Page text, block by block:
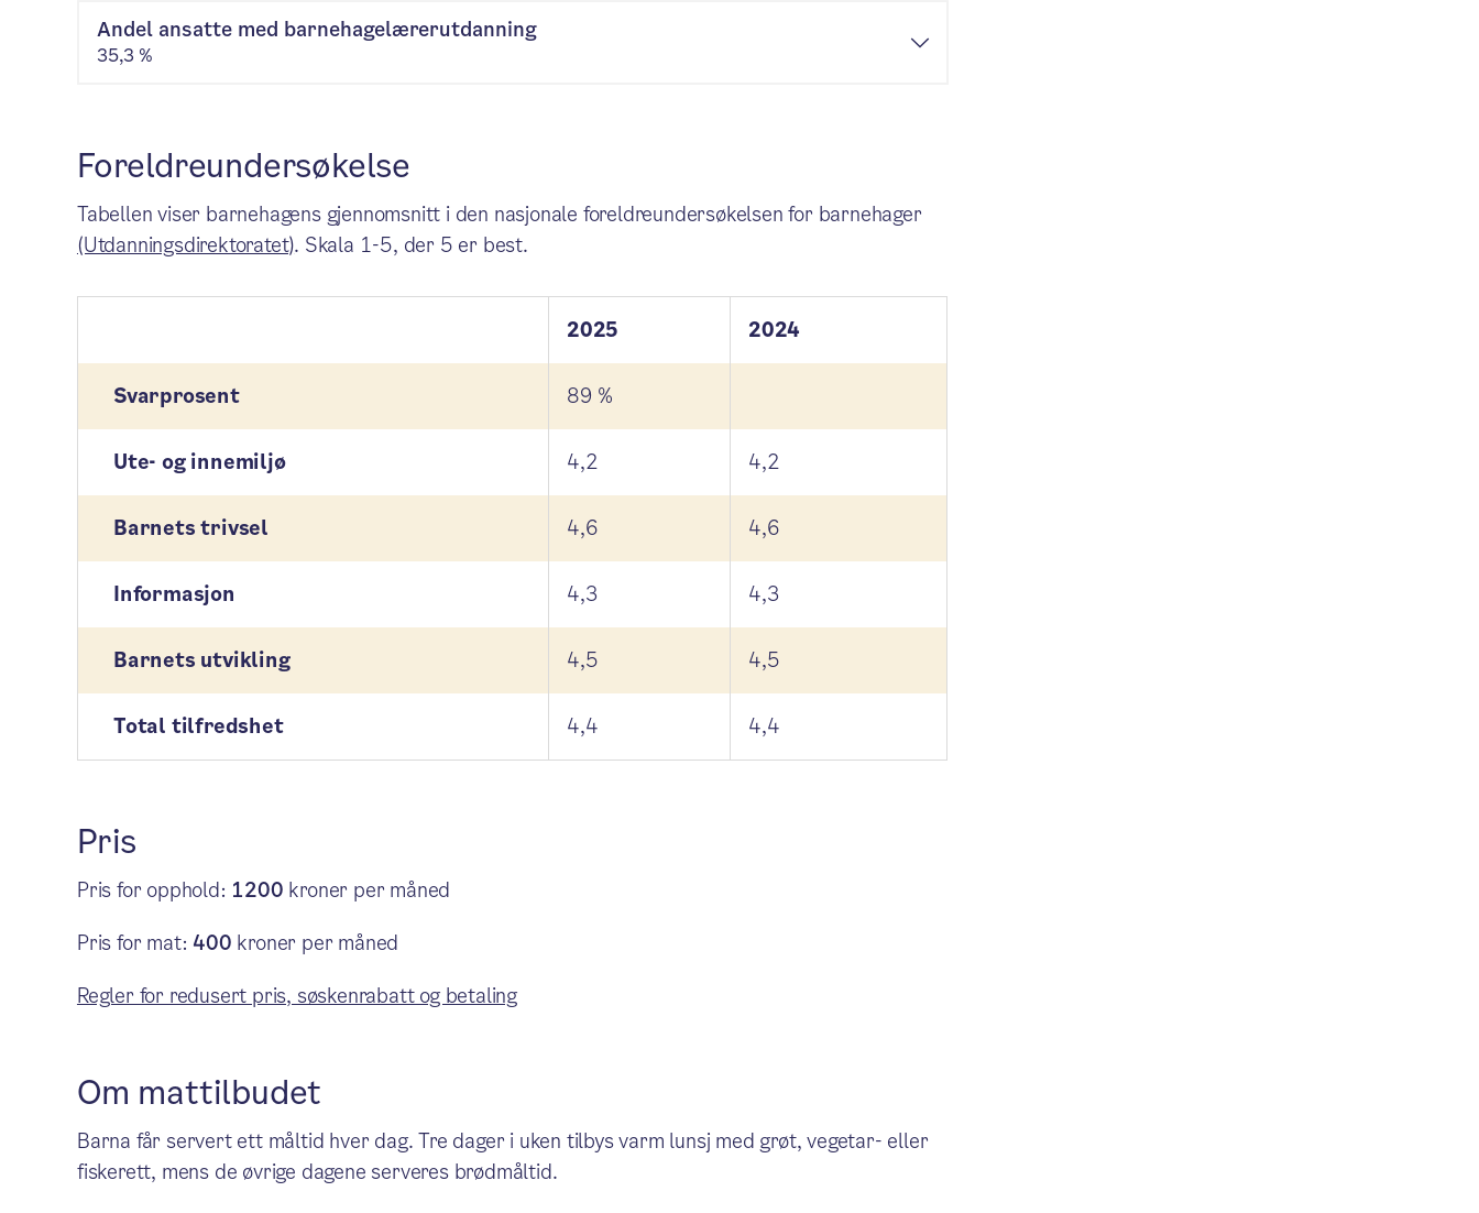
Andel ansatte med barnehagelærerutdanning
35,3 %
Foreldreundersøkelse
Tabellen viser barnehagens gjennomsnitt i den nasjonale foreldreundersøkelsen for barnehager
(Utdanningsdirektoratet). Skala 1-5, der 5 er best.
2025 2024
Svarprosent 89 %
Ute- og innemiljø 4,2 4,2
Barnets trivsel 4,6 4,6
Informasjon 4,3 4,3
Barnets utvikling 4,5 4,5
Total tilfredshet 4,4 4,4
Pris
Pris for opphold: 1200 kroner per måned
Pris for mat: 400 kroner per måned
Regler for redusert pris, søskenrabatt og betaling
Om mattilbudet
Barna får servert ett måltid hver dag. Tre dager i uken tilbys varm lunsj med grøt, vegetar- eller
fiskerett, mens de øvrige dagene serveres brødmåltid.